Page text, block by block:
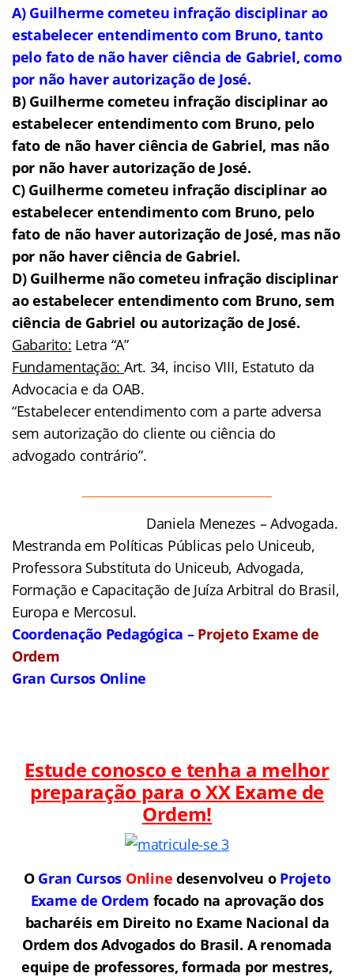
A) Guilherme cometeu infração disciplinar ao
estabelecer entendimento com Bruno, tanto
pelo fato de não haver ciência de Gabriel, como
por não haver autorização de José.
B) Guilherme cometeu infração disciplinar ao
estabelecer entendimento com Bruno, pelo
fato de não haver ciência de Gabriel, mas não
por não haver autorização de José.
C) Guilherme cometeu infração disciplinar ao
estabelecer entendimento com Bruno, pelo
fato de não haver autorização de José, mas não
por não haver ciência de Gabriel.
D) Guilherme não cometeu infração disciplinar
ao estabelecer entendimento com Bruno, sem
ciência de Gabriel ou autorização de José.
Gabarito: Letra “A”
Fundamentação: Art. 34, inciso VIII, Estatuto da
Advocacia e da OAB.
“Estabelecer entendimento com a parte adversa
sem autorização do cliente ou ciência do
advogado contrário”.
Daniela Menezes – Advogada.
Mestranda em Políticas Públicas pelo Uniceub,
Professora Substituta do Uniceub, Advogada,
Formação e Capacitação de Juíza Arbitral do Brasil,
Europa e Mercosul.
Coordenação Pedagógica – Projeto Exame de
Ordem
Gran Cursos Online
Estude conosco e tenha a melhor
preparação para oXX Exame de
Ordem!
O Gran Cursos Online desenvolveu o Projeto
Exame de Ordem focado na aprovação dos
bacharéis em Direito no Exame Nacional da
Ordem dos Advogados do Brasil. A renomada
equipe de professores, formada por mestres,